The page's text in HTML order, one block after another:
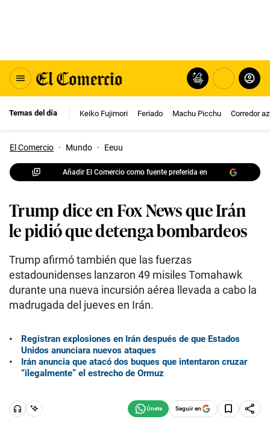
Temas del día Keiko Fujimori Feriado Machu Picchu Corredor
El Comercio · Mundo · Eeuu
Añadir El Comercio como fuente preferida en
Trump dice en Fox News que Irán
le pidió que detenga bombardeos
Trump afirmó también que las fuerzas
estadounidenses lanzaron 49 misiles Tomahawk
durante una nueva incursión aérea llevada a cabo la
madrugada del jueves en Irán.
Registran explosiones en Irán después de que Estados
Unidos anunciara nuevos ataques
Irán anuncia que atacó dos buques que intentaron cruzar
“ilegalmente” el estrecho de Ormuz
Seguir en